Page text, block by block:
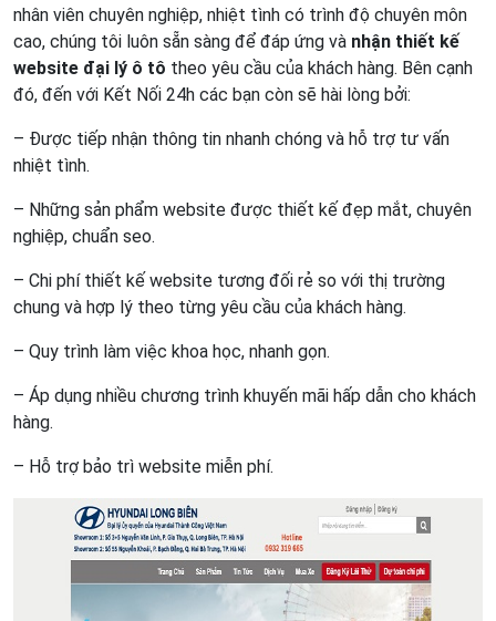
nhân viên chuyên nghiệp, nhiệt tình có trình độ chuyên môn
cao, chúng tôi luôn sẵn sàng để đáp ứng và nhận thiết kế
website đại lý ô tô theo yêu cầu của khách hàng. Bên cạnh
đó, đến với Kết Nối 24h các bạn còn sẽ hài lòng bởi:
– Được tiếp nhận thông tin nhanh chóng và hỗ trợ tư vấn
nhiệt tình.
– Những sản phẩm website được thiết kế đẹp mắt, chuyên
nghiệp, chuẩn seo.
– Chi phí thiết kế website tương đối rẻ so với thị trường
chung và hợp lý theo từng yêu cầu của khách hàng.
– Quy trình làm việc khoa học, nhanh gọn.
– Áp dụng nhiều chương trình khuyến mãi hấp dẫn cho khách
hàng.
– Hỗ trợ bảo trì website miễn phí.